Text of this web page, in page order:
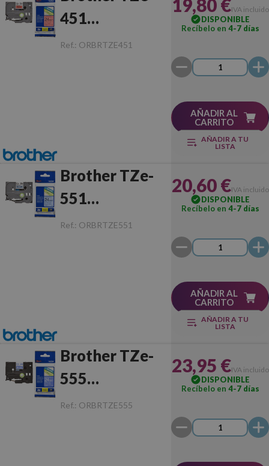
451
Negro/Rojo
Ref.: ORBRTZE451
19,80 €IVA incluido
DISPONIBLE
Recíbelo en 4-7 días
AÑADIR AL
CARRITO
AÑADIR A TU
LISTA
Brother TZe-
551
Negro/Azul
Ref.: ORBRTZE551
20,60 €IVA incluido
DISPONIBLE
Recíbelo en 4-7 días
AÑADIR AL
CARRITO
AÑADIR A TU
LISTA
Brother TZe-
555
Blanco/Azul
Ref.: ORBRTZE555
23,95 €IVA incluido
DISPONIBLE
Recíbelo en 4-7 días